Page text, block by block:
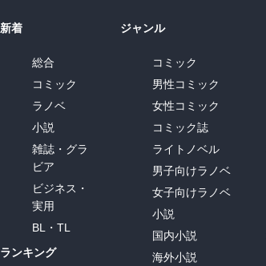
新着
総合
コミック
ラノベ
小説
雑誌・グラ
ビア
ビジネス・
実用
BL・TL
ランキング
ジャンル
コミック
男性コミック
女性コミック
コミック誌
ライトノベル
男子向けラノベ
女子向けラノベ
小説
国内小説
海外小説